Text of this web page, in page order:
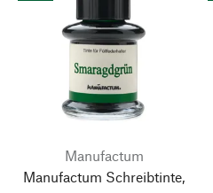
Manufactum
Manufactum Schreibtinte,